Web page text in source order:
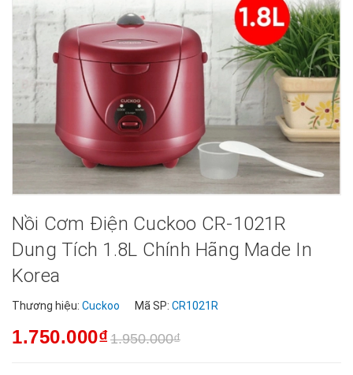
Nồi Cơm Điện Cuckoo CR-1021R
Dung Tích 1.8L Chính Hãng Made In
Korea
Thương hiệu: Cuckoo Mã SP: CR1021R
1.750.000₫1.950.000₫